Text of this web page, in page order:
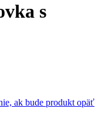
s
ak bude produkt opäť